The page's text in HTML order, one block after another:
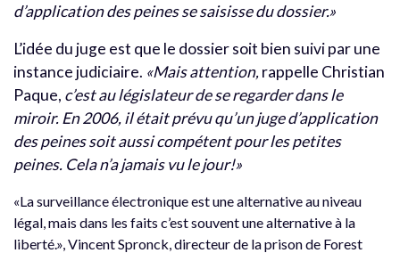
d’application des peines se saisisse du dossier.»
L’idée du juge est que le dossier soit bien suivi par une
instance judiciaire. «Mais attention,rappelle Christian
Paque, c’est au législateur de se regarder dans le
miroir. En 2006, il était prévu qu’un juge d’application
des peines soit aussi compétent pour les petites
peines. Cela n’a jamais vu le jour!»
«La surveillance électronique est une alternative au niveau
légal, mais dans les faits c’est souvent une alternative à la
liberté.», Vincent Spronck, directeur de la prison de Forest